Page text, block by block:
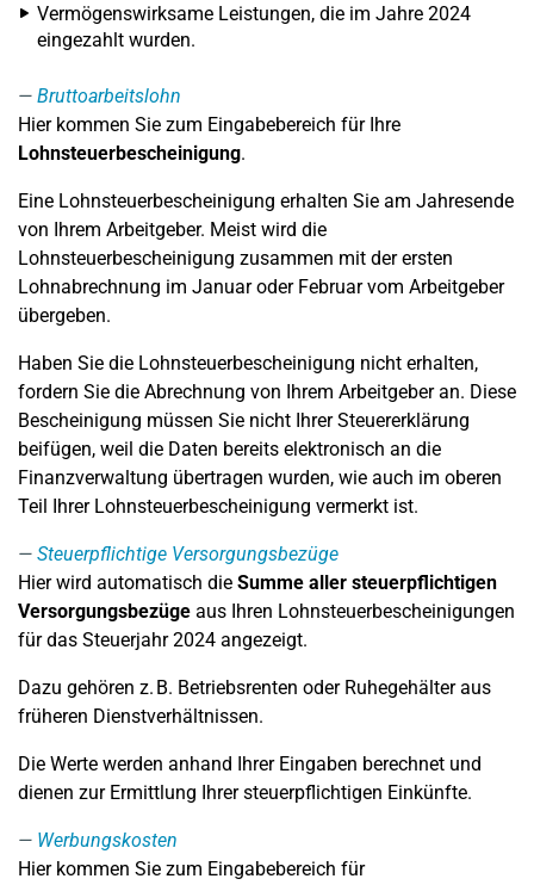
Vermögenswirksame Leistungen, die im Jahre 2024
eingezahlt wurden.
Bruttoarbeitslohn
Hier kommen Sie zum Eingabebereich für Ihre
Lohnsteuerbescheinigung.
Eine Lohnsteuerbescheinigung erhalten Sie am Jahresende
von Ihrem Arbeitgeber. Meist wird die
Lohnsteuerbescheinigung zusammen mit der ersten
Lohnabrechnung im Januar oder Februar vom Arbeitgeber
übergeben.
Haben Sie die Lohnsteuerbescheinigung nicht erhalten,
fordern Sie die Abrechnung von Ihrem Arbeitgeber an. Diese
Bescheinigung müssen Sie nicht Ihrer Steuererklärung
beifügen, weil die Daten bereits elektronisch an die
Finanzverwaltung übertragen wurden, wie auch im oberen
Teil Ihrer Lohnsteuerbescheinigung vermerkt ist.
Steuerpflichtige Versorgungsbezüge
Hier wird automatisch die Summe aller steuerpflichtigen
Versorgungsbezüge aus Ihren Lohnsteuerbescheinigungen
für das Steuerjahr 2024 angezeigt.
Dazu gehören z. B. Betriebsrenten oder Ruhegehälter aus
früheren Dienstverhältnissen.
Die Werte werden anhand Ihrer Eingaben berechnet und
dienen zur Ermittlung Ihrer steuerpflichtigen Einkünfte.
Werbungskosten
Hier kommen Sie zum Eingabebereich für